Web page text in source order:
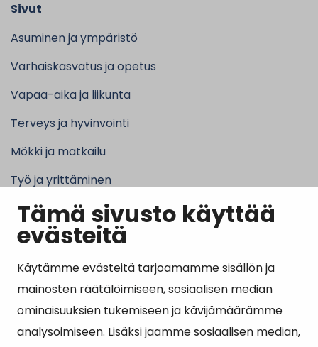
Tämä sivusto käyttää
evästeitä
Käytämme evästeitä tarjoamamme sisällön ja
mainosten räätälöimiseen, sosiaalisen median
ominaisuuksien tukemiseen ja kävijämäärämme
analysoimiseen. Lisäksi jaamme sosiaalisen median,
Sivut
Asuminen ja ympäristö
Varhaiskasvatus ja opetus
Vapaa-aika ja liikunta
Terveys ja hyvinvointi
Mökki ja matkailu
Työ ja yrittäminen
Kunta ja hallinto
Suosituimmat sivut
Esityslistat, pöytäkirjat, viranhaltijapäätökset ja
kuulutukset